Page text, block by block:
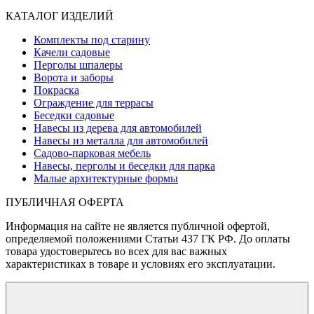
КАТАЛОГ ИЗДЕЛИЙ
Комплекты под старину
Качели садовые
Перголы шпалеры
Ворота и заборы
Покраска
Ограждение для террасы
Беседки садовые
Навесы из дерева для автомобилей
Навесы из металла для автомобилей
Садово-парковая мебель
Навесы, перголы и беседки для парка
Малые архитектурные формы
ПУБЛИЧНАЯ ОФЕРТА
Информация на сайте не является публичной офертой,
определяемой положениями Статьи 437 ГК РФ. До оплаты
товара удостоверьтесь во всех для вас важных
характеристиках в товаре и условиях его эксплуатации.